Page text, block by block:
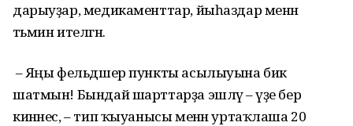
дарыуҙар, медикаменттар, йыһаздар менән
тәьмин ителгән.
– Яңы фельдшер пункты асылыуына бик
шатмын! Бындай шарттарҙа эшләү – үҙе бер
кинәнес, – тип ҡыуанысы менән уртаҡлаша 20